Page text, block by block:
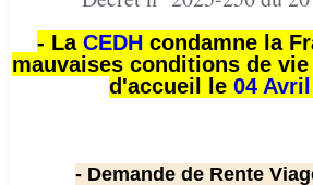
- La CEDH condamne la
mauvaises conditions de
d'accueil le 04
- Demande de Rente